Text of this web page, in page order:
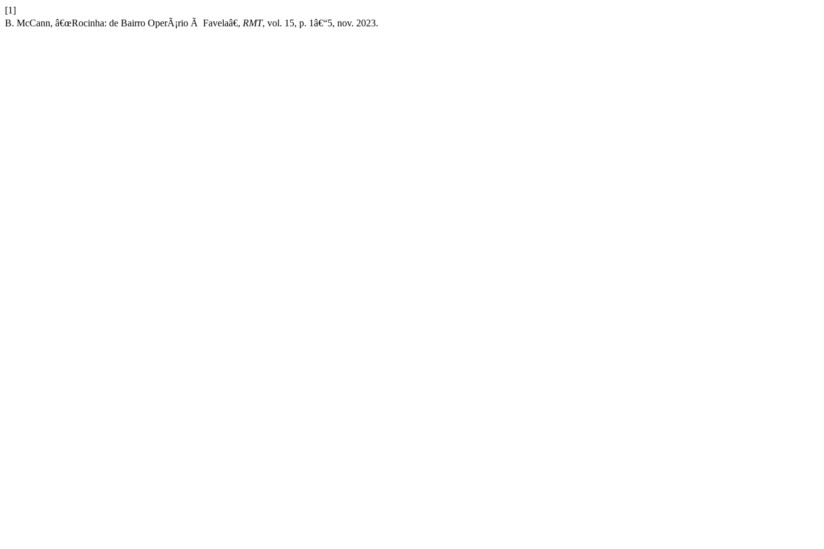
[1]
B. McCann, â€œRocinha: de Bairro OperÃ¡rio Ã Favelaâ€, RMT, vol. 15, p. 1â€“5, nov. 2023.